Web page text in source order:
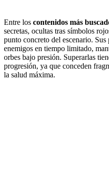
Entre los contenidos más
secretas, ocultas tras símbolos
punto concreto del escenario.
enemigos en tiempo limitado,
orbes bajo presión. Superarlas
progresión, ya que conceden
la salud máxima.